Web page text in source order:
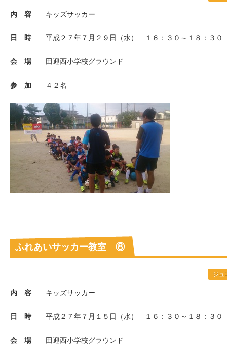
内 容 キッズサッカー
日 時 平成２７年７月２９日（水） １６：３０～１８：３０
会 場田迎西小学校グラウンド
参 加 ４２名
ふれあいサッカー教室 ⑧
ジュ
内 容 キッズサッカー
日 時 平成２７年７月１５日（水） １６：３０～１８：３０
会 場田迎西小学校グラウンド